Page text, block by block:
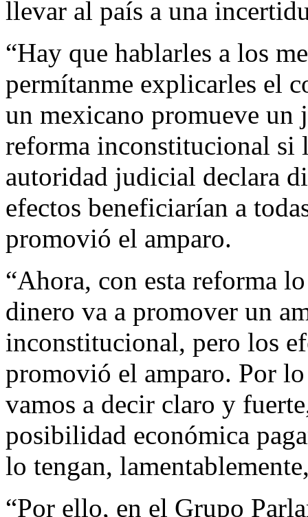
llevar al país a una
“Hay que hablarles a los
permítanme explicarles el
un mexicano promueve un
reforma inconstitucional si
autoridad judicial declara
efectos beneficiarían a
promovió el amparo.
“Ahora, con esta reforma
dinero va a promover un
inconstitucional, pero los
promovió el amparo. Por
vamos a decir claro y
posibilidad económica
lo tengan,
“Por ello, en el Grupo